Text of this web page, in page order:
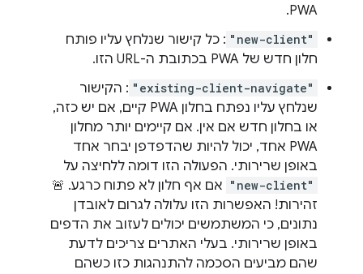
PWA.
"new-client" : כל קישור שנלחץ עליו פותח
חלון חדש של PWA בכתובת ה-URL הזו.
"existing-client-navigate" : הקישור
שנלחץ עליו נפתח בחלון PWA קיים, אם יש כזה,
או בחלון חדש אם אין. אם קיימים יותר מחלון
PWA אחד, יכול להיות שהדפדפן יבחר אחד
באופן שרירותי. הפעולה הזו דומה ללחיצה על
"new-client" אם אף חלון לא פתוח כרגע. 🚨
זהירות! האפשרות הזו עלולה לגרום לאובדן
נתונים, כי המשתמשים יכולים לעזוב את הדפים
באופן שרירותי. בעלי האתרים צריכים לדעת
שהם מביעים הסכמה להתנהגות כזו כשהם